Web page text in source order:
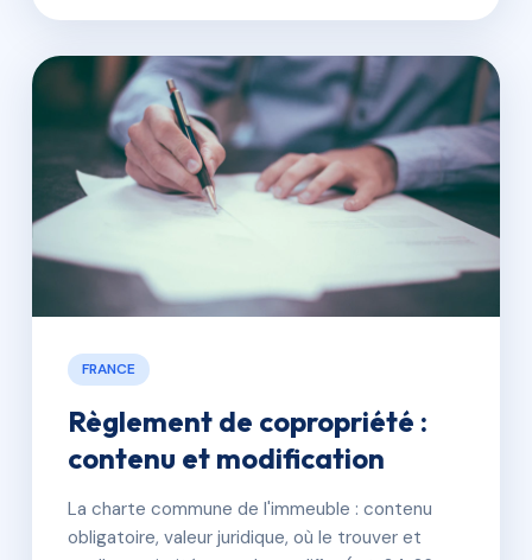
FRANCE
Règlement de copropriété :
contenu et modification
La charte commune de l'immeuble : contenu
obligatoire, valeur juridique, où le trouver et